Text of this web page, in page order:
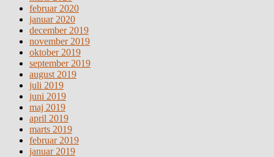
februar 2020
januar 2020
december 2019
november 2019
oktober 2019
september 2019
august 2019
juli 2019
juni 2019
maj 2019
april 2019
marts 2019
februar 2019
januar 2019